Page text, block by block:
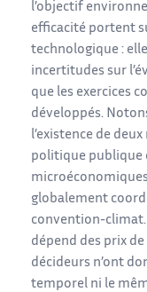
l’objectif
efficacité portent
technologique :
incertitudes sur
que les exercices
développés.
l’existence de
politique publique
globalement
convention-climat.
dépend des prix
décideurs n’ont
temporel ni le